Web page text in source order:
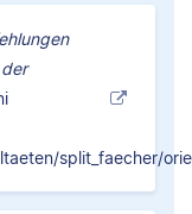
split_faecher/